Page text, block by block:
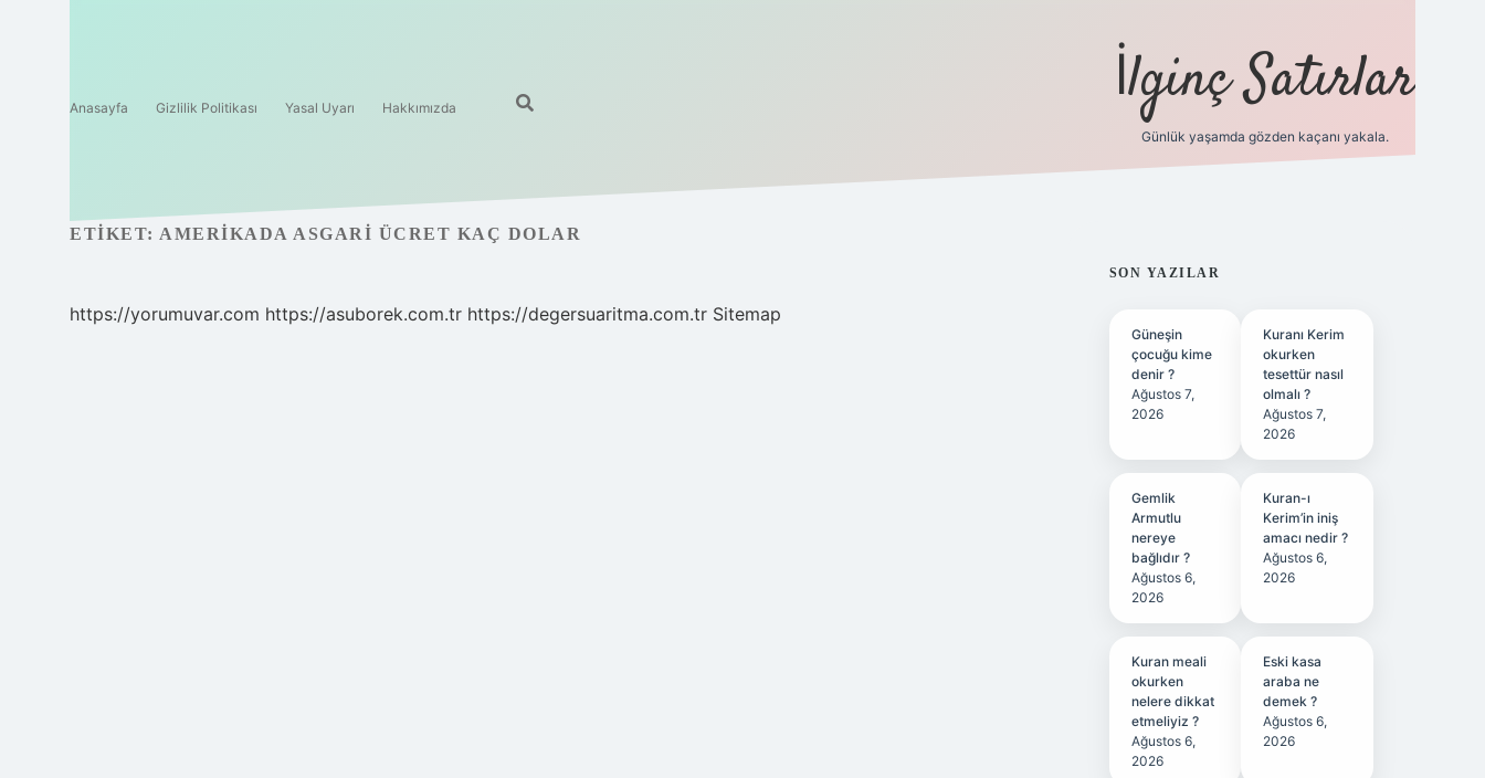
Anasayfa Gizlilik Politikası Yasal Uyarı Hakkımızda İlginç Satırlar
Günlük yaşamda gözden kaçanı yakala.
ETIKET: AMERIKADA ASGARI ÜCRET KAÇ DOLAR
https://yorumuvar.com https://asuborek.com.tr https://degersuaritma.com.tr Sitemap
SIDEBAR
SON YAZILAR
Güneşin
çocuğu kime
denir ?
Ağustos 7,
2026
Kuranı Kerim
okurken
tesettür nasıl
olmalı ?
Ağustos 7,
2026
Gemlik
Armutlu
nereye
bağlıdır ?
Ağustos 6,
2026
Kuran-ı
Kerim’in iniş
amacı nedir ?
Ağustos 6,
2026
Kuran meali
okurken
nelere dikkat
etmeliyiz ?
Ağustos 6,
2026
Eski kasa
araba ne
demek ?
Ağustos 6,
2026